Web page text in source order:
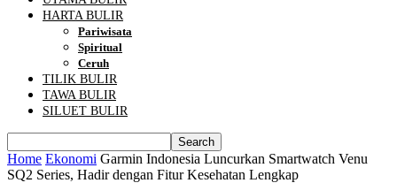
HARTA BULIR
Pariwisata
Spiritual
Ceruh
TILIK BULIR
TAWA BULIR
SILUET BULIR
Home Ekonomi Garmin Indonesia Luncurkan Smartwatch Venu
SQ2 Series, Hadir dengan Fitur Kesehatan Lengkap